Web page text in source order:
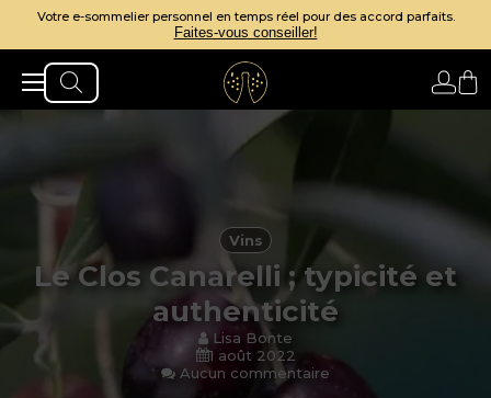
Votre e-sommelier personnel en temps réel pour des accord parfaits.
Faites-vous conseiller!
Vins
Le Clos Canarelli ; typicité et
authenticité
Lisa Bonte
1 août 2022
Aucun commentaire